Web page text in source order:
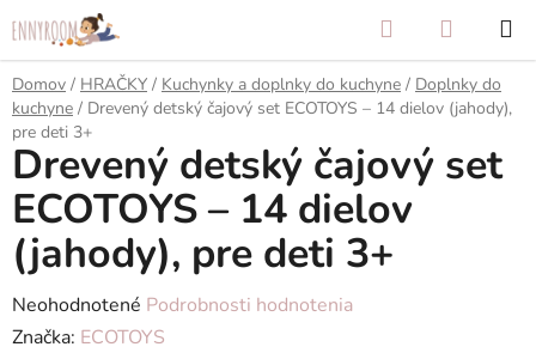
na
obsah
Hľadať
KOŠÍK
Domov / HRAČKY / Kuchynky a doplnky do kuchyne / Doplnky do
kuchyne / Drevený detský čajový set ECOTOYS – 14 dielov (jahody),
pre deti 3+
Drevený detský čajový set
ECOTOYS – 14 dielov
(jahody), pre deti 3+
Priemerné
hodnotenie
Neohodnotené Podrobnosti hodnotenia
Značka: ECOTOYS